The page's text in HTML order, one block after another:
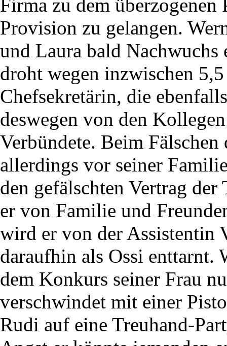
Firma zu dem
Provision zu gelangen.
und Laura bald Nachwuchs
droht wegen inzwischen
Chefsekretärin, die
deswegen von den
Verbündete. Beim Fälschen
allerdings vor seiner
den gefälschten Vertrag
er von Familie und
wird er von der Assistentin
daraufhin als Ossi enttarnt.
dem Konkurs seiner Frau
verschwindet mit einer
Rudi auf eine Treuhand-